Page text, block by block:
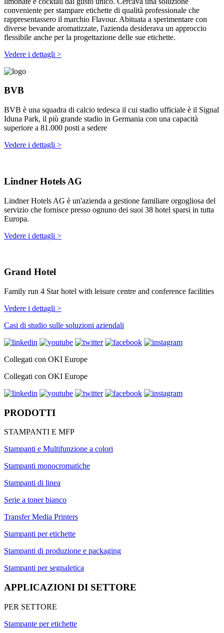
conveniente per stampare etichette di qualità professionale che
rappresentassero il marchio Flavour. Abituata a sperimentare con
diverse bevande aromatizzate, l'azienda desiderava un approccio
flessibile anche per la progettazione delle sue etichette.
Vedere i dettagli >
BVB
BVB è una squadra di calcio tedesca il cui stadio ufficiale è il Signal
Iduna Park, il più grande stadio in Germania con una capacità
superiore a 81.000 posti a sedere
Vedere i dettagli >
Lindner Hotels AG
Lindner Hotels AG è un'azienda a gestione familiare orgogliosa del
servizio che fornisce presso ognuno dei suoi 38 hotel sparsi in tutta
Europa.
Vedere i dettagli >
Grand Hotel
Family run 4 Star hotel with leisure centre and conference facilities
Vedere i dettagli >
Casi di studio sulle soluzioni aziendali
Collegati con OKI Europe
Collegati con OKI Europe
PRODOTTI
STAMPANTI E MFP
Stampanti e Multifunzione a colori
Stampanti monocromatiche
Stampanti di linea
Serie a toner bianco
Transfer Media Printers
Stampanti per etichette
Stampanti di produzione e packaging
Stampanti per segnaletica
APPLICAZIONI DI SETTORE
PER SETTORE
Stampante per etichette